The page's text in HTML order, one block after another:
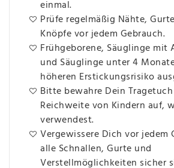
einmal.
Prüfe regelmäßig Nähte,
Knöpfe vor jedem Gebrauch.
Frühgeborene, Säuglinge mit
und Säuglinge unter 4
höheren Erstickungsrisiko
Bitte bewahre Dein
Reichweite von Kindern auf,
verwendest.
Vergewissere Dich vor jedem
alle Schnallen, Gurte und
Verstellmöglichkeiten sicher